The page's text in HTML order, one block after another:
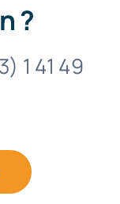
?
1 41 49